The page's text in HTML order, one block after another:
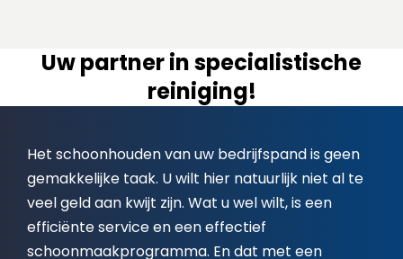
Uw partner in specialistische
reiniging!
Het schoonhouden van uw bedrijfspand is geen
gemakkelijke taak. U wilt hier natuurlijk niet al te
veel geld aan kwijt zijn. Wat u wel wilt, is een
efficiënte service en een effectief
schoonmaakprogramma. En dat met een